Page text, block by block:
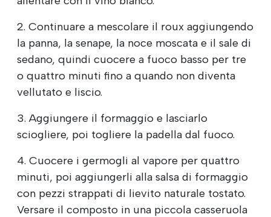
2. Continuare a mescolare il roux aggiungendo
la panna, la senape, la noce moscata e il sale di
sedano, quindi cuocere a fuoco basso per tre
o quattro minuti fino a quando non diventa
vellutato e liscio.
3. Aggiungere il formaggio e lasciarlo
sciogliere, poi togliere la padella dal fuoco.
4. Cuocere i germogli al vapore per quattro
minuti, poi aggiungerli alla salsa di formaggio
con pezzi strappati di lievito naturale tostato.
Versare il composto in una piccola casseruola